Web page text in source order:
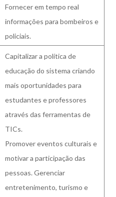
Fornecer em tempo real
informações para bombeiros e
policiais.
Capitalizar a política de
educação do sistema criando
mais oportunidades para
estudantes e professores
através das ferramentas de
TICs.
Promover eventos culturais e
motivar a participação das
pessoas.Gerenciar
entretenimento, turismo e